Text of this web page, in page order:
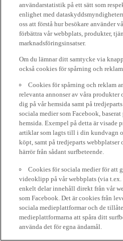
användarstatistik på ett sätt som
enlighet med
oss att förstå hur besökare använder
förbättra vår webbplats, produkter,
marknadsföringsinsatser.
Om du lämnar ditt samtycke via
också cookies för spårning och
Cookies för spårning och reklam
relevanta annonser av våra produkter
dig på vår hemsida samt på
sociala medier som Facebook,
hemsida. Exempel på detta är visade
artiklar som lagts till i din kundvagn
köpt, samt på tredjeparts webbplatser
härrör från sådant surfbeteende.
Cookies för sociala medier för att
videoklipp på vår webbplats (via t.ex.
enkelt delar innehåll direkt från vår
som Facebook. Det är cookies från
sociala medieplattformar och de
medieplattformarna att spåra ditt
använda det för egna ändamål.